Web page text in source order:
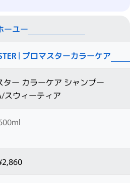
ーユー
| プロマスターカラーケア
ター カラーケア シャンプー
スウィーティア